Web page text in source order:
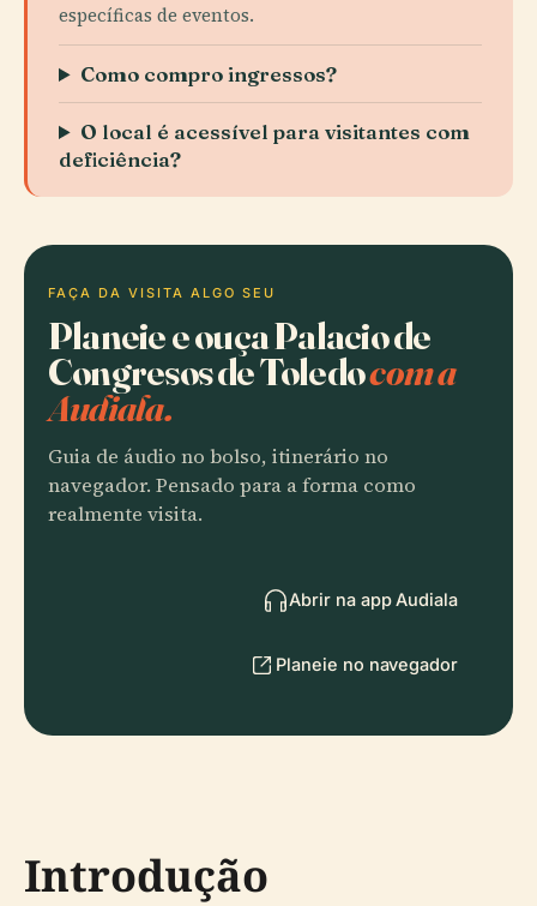
específicas de eventos.
Como compro ingressos?
O local é acessível para visitantes com
deficiência?
FAÇA DA VISITA ALGO SEU
Planeie e ouça Palacio de
Congresos de Toledocom a
Audiala.
Guia de áudio no bolso, itinerário no
navegador. Pensado para a forma como
realmente visita.
Abrir na app Audiala
Planeie no navegador
Introdução